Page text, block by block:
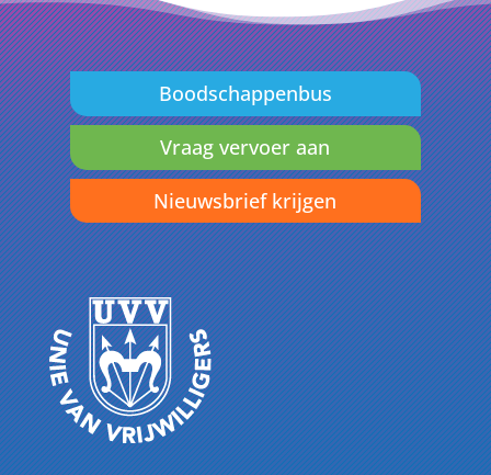
Boodschappenbus
Vraag vervoer aan
Nieuwsbrief krijgen